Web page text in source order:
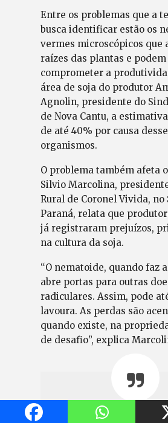
Entre os problemas que a
busca identificar estão os
vermes microscópicos que
raízes das plantas e podem
comprometer a
área de soja do produtor
Agnolin, presidente do
de Nova Cantu, a
de até 40% por causa
organismos.
O problema também afeta
Silvio Marcolina,
Rural de Coronel Vivida, no
Paraná, relata que
já registraram prejuízos,
na cultura da soja.
“O nematoide, quando faz
abre portas para outras
radiculares. Assim, pode
lavoura. As perdas são
quando existe, na
de desafio”, explica
É importante ter um